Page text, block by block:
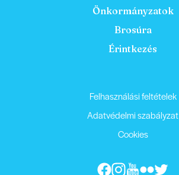
Önkormányzatok
Brosúra
Érintkezés
Felhasználási feltételek
Adatvédelmi szabályzat
Cookies